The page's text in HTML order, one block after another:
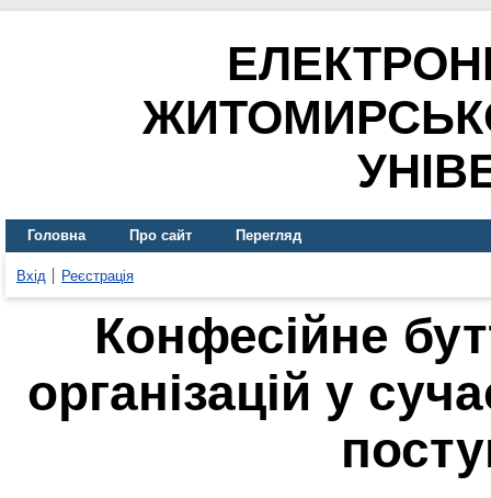
Головна Про сайт Перегляд
Вхід Реєстрація
Конфесійне
організацій у